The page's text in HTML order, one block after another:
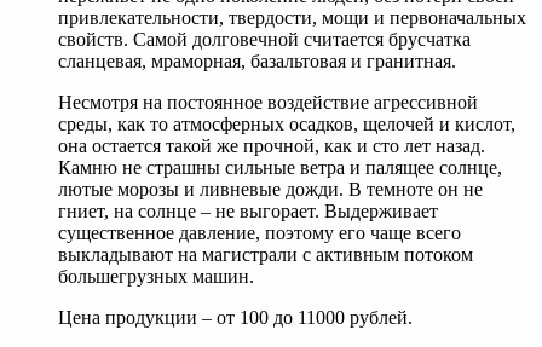
привлекательности, твердости, мощи и первоначальных
свойств. Самой долговечной считается брусчатка
сланцевая, мраморная, базальтовая и гранитная.
Несмотря на постоянное воздействие агрессивной
среды, как то атмосферных осадков, щелочей и кислот,
она остается такой же прочной, как и сто лет назад.
Камню не страшны сильные ветра и палящее солнце,
лютые морозы и ливневые дожди. В темноте он не
гниет, на солнце – не выгорает. Выдерживает
существенное давление, поэтому его чаще всего
выкладывают на магистрали с активным потоком
большегрузных машин.
Цена продукции – от 100 до 11000 рублей.